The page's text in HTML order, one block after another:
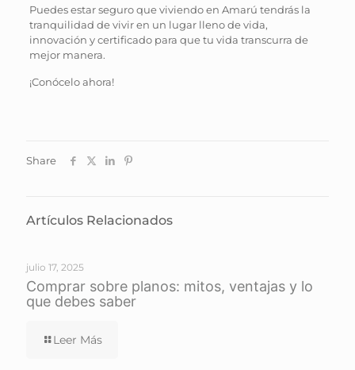
Puedes estar seguro que viviendo en Amarú tendrás la
tranquilidad de vivir en un lugar lleno de vida,
innovación y certificado para que tu vida transcurra de
mejor manera.
¡Conócelo ahora!
Share
Artículos Relacionados
julio 17, 2025
Comprar sobre planos: mitos, ventajas y lo
que debes saber
Leer Más